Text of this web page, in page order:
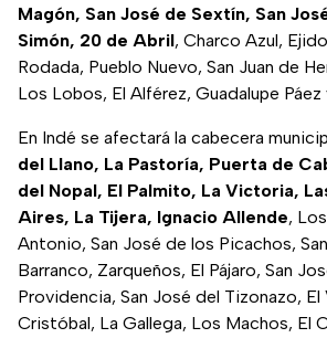
Magón, San José de Sextín, San
Simón, 20 de Abril, Charco Azul,
Rodada, Pueblo Nuevo, San Juan de
Los Lobos, El Alférez, Guadalupe Páez
En Indé se afectará la cabecera
del Llano, La Pastoría, Puerta de
del Nopal, El Palmito, La Victoria,
Aires, La Tijera, Ignacio Allende,
Antonio, San José de los Picachos,
Barranco, Zarqueños, El Pájaro, San
Providencia, San José del Tizonazo, El
Cristóbal, La Gallega, Los Machos, El